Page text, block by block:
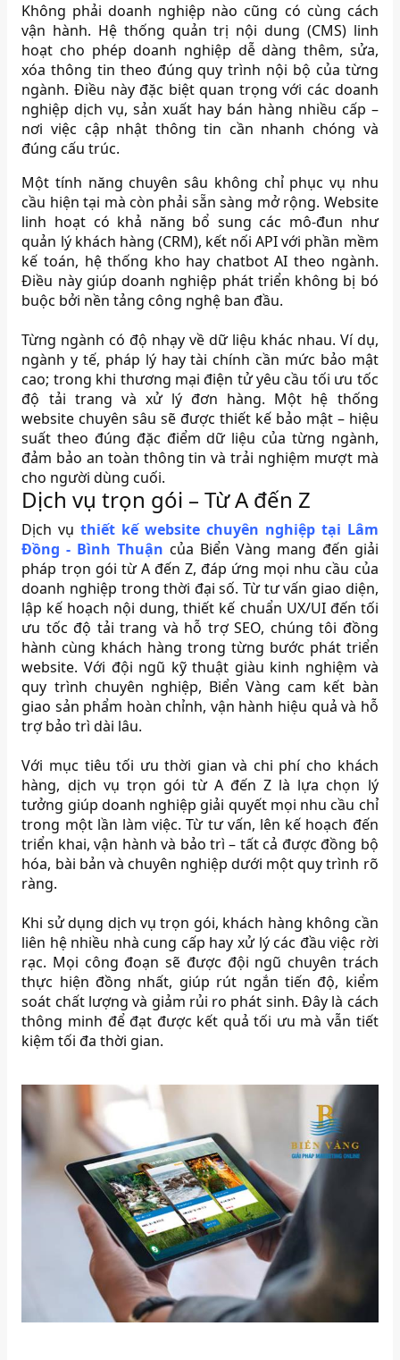
Không phải doanh nghiệp nào cũng có cùng cách
vận hành. Hệ thống quản trị nội dung (CMS) linh
hoạt cho phép doanh nghiệp dễ dàng thêm, sửa,
xóa thông tin theo đúng quy trình nội bộ của từng
ngành. Điều này đặc biệt quan trọng với các doanh
nghiệp dịch vụ, sản xuất hay bán hàng nhiều cấp –
nơi việc cập nhật thông tin cần nhanh chóng và
đúng cấu trúc.
Một tính năng chuyên sâu không chỉ phục vụ nhu
cầu hiện tại mà còn phải sẵn sàng mở rộng. Website
linh hoạt có khả năng bổ sung các mô-đun như
quản lý khách hàng (CRM), kết nối API với phần mềm
kế toán, hệ thống kho hay chatbot AI theo ngành.
Điều này giúp doanh nghiệp phát triển không bị bó
buộc bởi nền tảng công nghệ ban đầu.
Từng ngành có độ nhạy về dữ liệu khác nhau. Ví dụ,
ngành y tế, pháp lý hay tài chính cần mức bảo mật
cao; trong khi thương mại điện tử yêu cầu tối ưu tốc
độ tải trang và xử lý đơn hàng. Một hệ thống
website chuyên sâu sẽ được thiết kế bảo mật – hiệu
suất theo đúng đặc điểm dữ liệu của từng ngành,
đảm bảo an toàn thông tin và trải nghiệm mượt mà
cho người dùng cuối.
Dịch vụ trọn gói – Từ A đến Z
Dịch vụthiết kế website chuyên nghiệp tại Lâm
Đồng - Bình Thuận của Biển Vàng mang đến giải
pháp trọn gói từ A đến Z, đáp ứng mọi nhu cầu của
doanh nghiệp trong thời đại số. Từ tư vấn giao diện,
lập kế hoạch nội dung, thiết kế chuẩn UX/UI đến tối
ưu tốc độ tải trang và hỗ trợ SEO, chúng tôi đồng
hành cùng khách hàng trong từng bước phát triển
website. Với đội ngũ kỹ thuật giàu kinh nghiệm và
quy trình chuyên nghiệp, Biển Vàng cam kết bàn
giao sản phẩm hoàn chỉnh, vận hành hiệu quả và hỗ
trợ bảo trì dài lâu.
Với mục tiêu tối ưu thời gian và chi phí cho khách
hàng, dịch vụ trọn gói từ A đến Z là lựa chọn lý
tưởng giúp doanh nghiệp giải quyết mọi nhu cầu chỉ
trong một lần làm việc. Từ tư vấn, lên kế hoạch đến
triển khai, vận hành và bảo trì – tất cả được đồng bộ
hóa, bài bản và chuyên nghiệp dưới một quy trình rõ
ràng.
Khi sử dụng dịch vụ trọn gói, khách hàng không cần
liên hệ nhiều nhà cung cấp hay xử lý các đầu việc rời
rạc. Mọi công đoạn sẽ được đội ngũ chuyên trách
thực hiện đồng nhất, giúp rút ngắn tiến độ, kiểm
soát chất lượng và giảm rủi ro phát sinh. Đây là cách
thông minh để đạt được kết quả tối ưu mà vẫn tiết
kiệm tối đa thời gian.